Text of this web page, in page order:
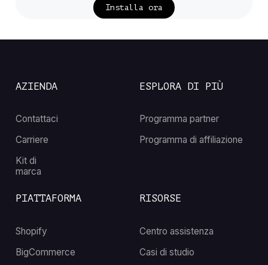
Installa ora
AZIENDA
Contattaci
Carriere
Kit di
marca
RISORSE
Centro assistenza
Casi di studio
ESPLORA DI PIÙ
Programma partner
Programma di affiliazione
PIATTAFORMA
Shopify
BigCommerce